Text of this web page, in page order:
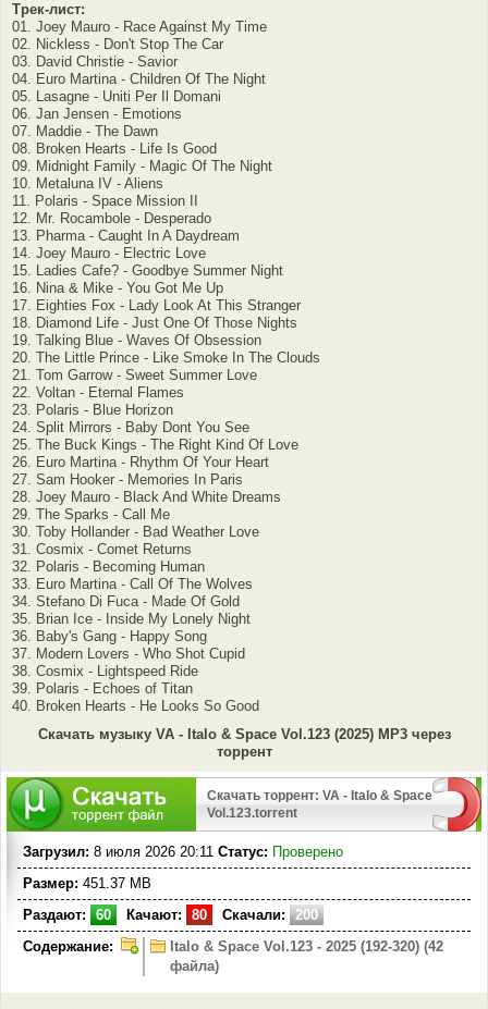
Трек-лист:
01. Joey Mauro - Race Against My Time
02. Nickless - Don't Stop The Car
03. David Christie - Savior
04. Euro Martina - Children Of The Night
05. Lasagne - Uniti Per Il Domani
06. Jan Jensen - Emotions
07. Maddie - The Dawn
08. Broken Hearts - Life Is Good
09. Midnight Family - Magic Of The Night
10. Metaluna IV - Aliens
11. Polaris - Space Mission II
12. Mr. Rocambole - Desperado
13. Pharma - Caught In A Daydream
14. Joey Mauro - Electric Love
15. Ladies Cafe? - Goodbye Summer Night
16. Nina & Mike - You Got Me Up
17. Eighties Fox - Lady Look At This Stranger
18. Diamond Life - Just One Of Those Nights
19. Talking Blue - Waves Of Obsession
20. The Little Prince - Like Smoke In The Clouds
21. Tom Garrow - Sweet Summer Love
22. Voltan - Eternal Flames
23. Polaris - Blue Horizon
24. Split Mirrors - Baby Dont You See
25. The Buck Kings - The Right Kind Of Love
26. Euro Martina - Rhythm Of Your Heart
27. Sam Hooker - Memories In Paris
28. Joey Mauro - Black And White Dreams
29. The Sparks - Call Me
30. Toby Hollander - Bad Weather Love
31. Cosmix - Comet Returns
32. Polaris - Becoming Human
33. Euro Martina - Call Of The Wolves
34. Stefano Di Fuca - Made Of Gold
35. Brian Ice - Inside My Lonely Night
36. Baby's Gang - Happy Song
37. Modern Lovers - Who Shot Cupid
38. Cosmix - Lightspeed Ride
39. Polaris - Echoes of Titan
40. Broken Hearts - He Looks So Good
Скачать музыку VA - Italo & Space Vol.123 (2025) MP3 через
торрент
Скачать торрент: VA - Italo & Space
Vol.123.torrent
Загрузил: 8 июля 2026 20:11 Статус: Проверено
Размер: 451.37 MB
Раздают:
60 Качают: 80 Скачали:
200
Содержание:
Italo & Space Vol.123 - 2025 (192-320) (42
файла)